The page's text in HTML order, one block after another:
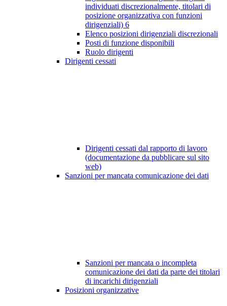
individuati discrezionalmente, titolari di
posizione organizzativa con funzioni
dirigenziali) 6
Elenco posizioni dirigenziali discrezionali
Posti di funzione disponibili
Ruolo dirigenti
Dirigenti cessati
Dirigenti cessati dal rapporto di lavoro
(documentazione da pubblicare sul sito
web)
Sanzioni per mancata comunicazione dei dati
Sanzioni per mancata o incompleta
comunicazione dei dati da parte dei titolari
di incarichi dirigenziali
Posizioni organizzative